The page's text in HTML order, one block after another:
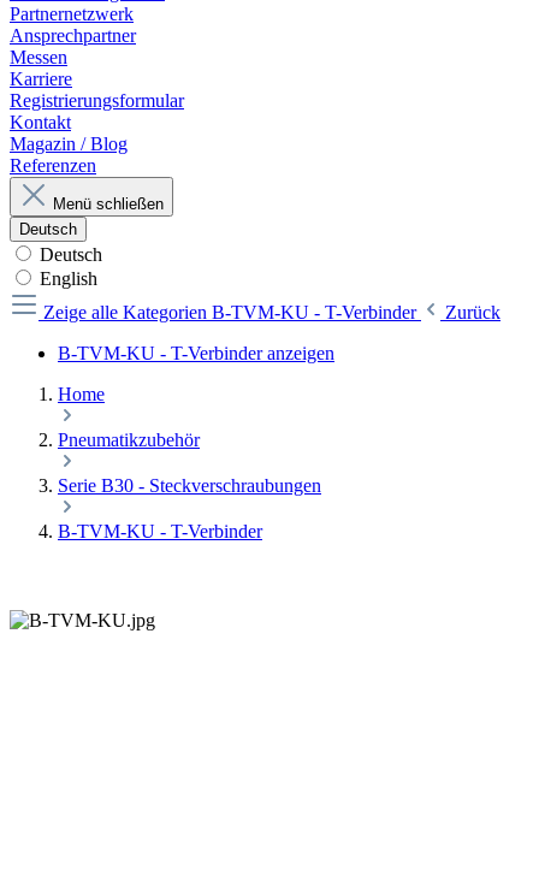
Partnernetzwerk
Ansprechpartner
Messen
Karriere
Registrierungsformular
Kontakt
Magazin / Blog
Referenzen
Menü schließen
Deutsch
Deutsch
English
Zeige alle Kategorien B-TVM-KU - T-Verbinder
Zurück
B-TVM-KU - T-Verbinder anzeigen
Home
Pneumatikzubehör
Serie B30 - Steckverschraubungen
B-TVM-KU - T-Verbinder